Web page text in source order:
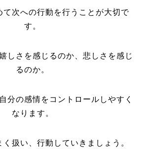
て次への行動を行うことが大切で
す。
しさを感じるのか、悲しさを感じ
るのか。
分の感情をコントロールしやすく
なります。
扱い、行動していきましょう。